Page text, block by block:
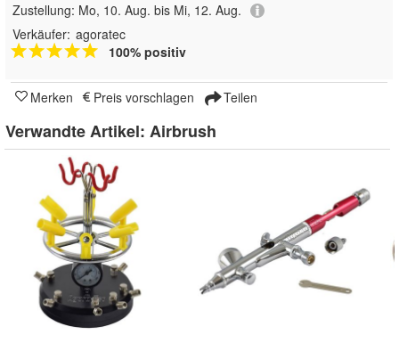
Zustellung: Mo, 10. Aug. bis Mi, 12. Aug.
Verkäufer: agoratec
100% positiv
Merken Preis vorschlagen Teilen
Verwandte Artikel: Airbrush